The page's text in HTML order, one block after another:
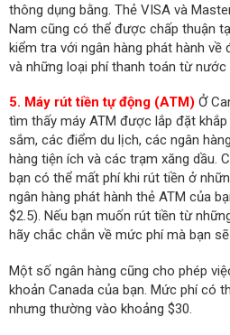
thông dụng bằng. Thẻ VISA và
Nam cũng có thể được chấp thuận
kiểm tra với ngân hàng phát hành về
và những loại phí thanh toán từ nước
5. Máy rút tiền tự động (ATM) Ở
tìm thấy máy ATM được lắp đặt
sắm, các điểm du lịch, các ngân
hàng tiện ích và các trạm xăng dầu.
bạn có thể mất phí khi rút tiền ở
ngân hàng phát hành thẻ ATM của
$2.5). Nếu bạn muốn rút tiền từ
hãy chắc chắn về mức phí mà bạn
Một số ngân hàng cũng cho phép
khoản Canada của bạn. Mức phí có
nhưng thường vào khoảng $30.